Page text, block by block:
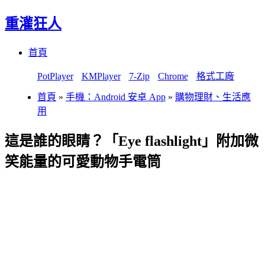
重灌狂人
首頁
PotPlayer KMPlayer 7-Zip Chrome 格式工廠
首頁 » 手機：Android 安卓 App » 購物理財、生活應
用
這是誰的眼睛？「Eye flashlight」附加微
笑能量的可愛動物手電筒